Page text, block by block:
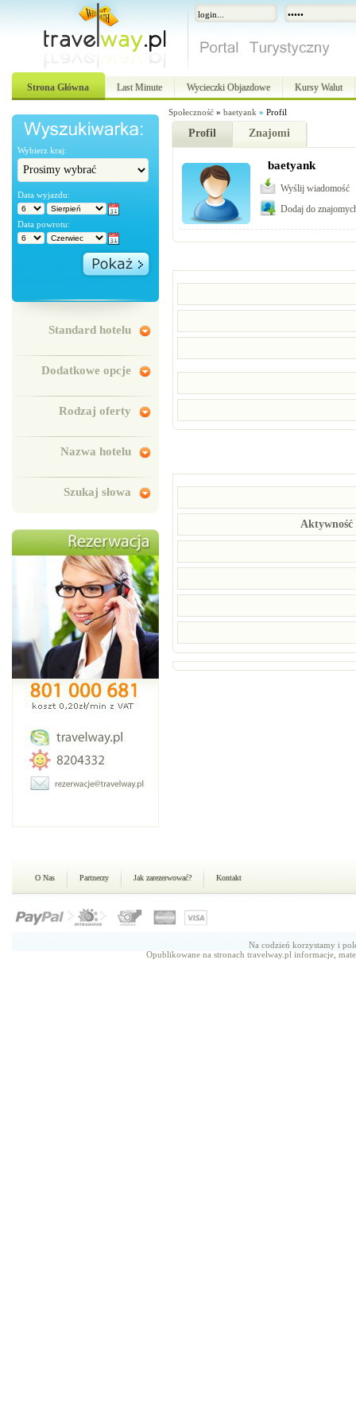
Strona Główna Last Minute Wycieczki Objazdowe Kursy Walut
Wybierz kraj:
Data wyjazdu:
Data powrotu:
Standard hotelu
Dodatkowe opcje
Rodzaj oferty
Nazwa hotelu
Szukaj słowa
Społeczność » baetyank » Profil
Profil Znajomi
baetyank
Wyślij wiadomość
Dodaj do
O Nas Partnerzy Jak zarezerwować? Kontakt
Na codzień korzystamy i
Opublikowane na stronach travelway.pl informacje,